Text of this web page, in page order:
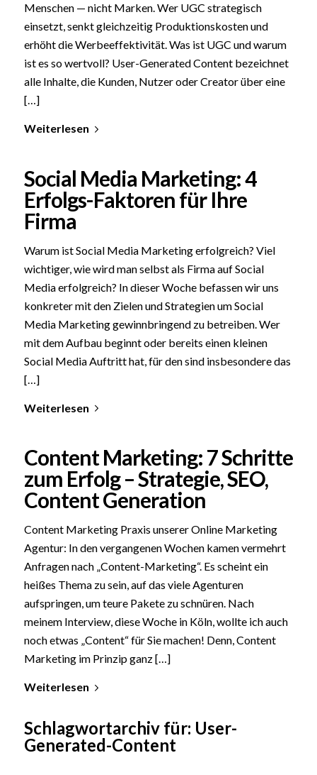
Menschen — nicht Marken. Wer UGC strategisch
einsetzt, senkt gleichzeitig Produktionskosten und
erhöht die Werbeeffektivität. Was ist UGC und warum
ist es so wertvoll? User-Generated Content bezeichnet
alle Inhalte, die Kunden, Nutzer oder Creator über eine
[…]
Weiterlesen
Social Media Marketing: 4
Erfolgs-Faktoren für Ihre
Firma
Warum ist Social Media Marketing erfolgreich? Viel
wichtiger, wie wird man selbst als Firma auf Social
Media erfolgreich? In dieser Woche befassen wir uns
konkreter mit den Zielen und Strategien um Social
Media Marketing gewinnbringend zu betreiben. Wer
mit dem Aufbau beginnt oder bereits einen kleinen
Social Media Auftritt hat, für den sind insbesondere das
[…]
Weiterlesen
Content Marketing: 7 Schritte
zum Erfolg – Strategie, SEO,
Content Generation
Content Marketing Praxis unserer Online Marketing
Agentur: In den vergangenen Wochen kamen vermehrt
Anfragen nach „Content-Marketing“. Es scheint ein
heißes Thema zu sein, auf das viele Agenturen
aufspringen, um teure Pakete zu schnüren. Nach
meinem Interview, diese Woche in Köln, wollte ich auch
noch etwas „Content“ für Sie machen! Denn, Content
Marketing im Prinzip ganz […]
Weiterlesen
Schlagwortarchiv für: User-
Generated-Content